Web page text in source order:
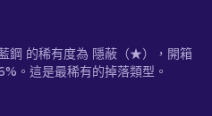
的稀有度為 隱蔽（★），開箱
。這是最稀有的掉落類型。